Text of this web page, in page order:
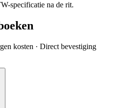
specificatie na de rit.
kosten · Direct bevestiging